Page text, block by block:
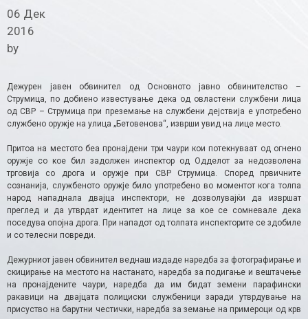
06 Дек
2016
by
Дежурен јавен обвинител од Основното јавно обвинителство –
Струмица, по добиено известување дека од овластени службени лица
од СВР – Струмица при преземање на службени дејствија е употребено
службено оружје на улица „Бетовенова“, изврши увид на лице место.
Притоа на местото беа пронајдени три чаури кои потекнуваат од огнено
оружје со кое бил задолжен инспектор од Одделот за недозволена
трговија со дрога и оружје при СВР Струмица. Според првичните
сознанија, службеното оружје било употребено во моментот кога толпа
народ нападнала двајца инспектори, не дозволувајќи да извршат
преглед и да утврдат идентитет на лице за кое се сомневале дека
поседува опојна дрога. При нападот од толпата инспекторите се здобиле
и со телесни повреди.
Дежурниот јавен обвинител веднаш издаде наредба за фотографирање и
скицирање на местото на настанато, наредба за подигање и вештачење
на пронајдените чаури, наредба да им бидат земени парафински
ракавици на двајцата полициски службеници заради утврдување на
присуство на барутни честички, наредба за земање на примероци од крв